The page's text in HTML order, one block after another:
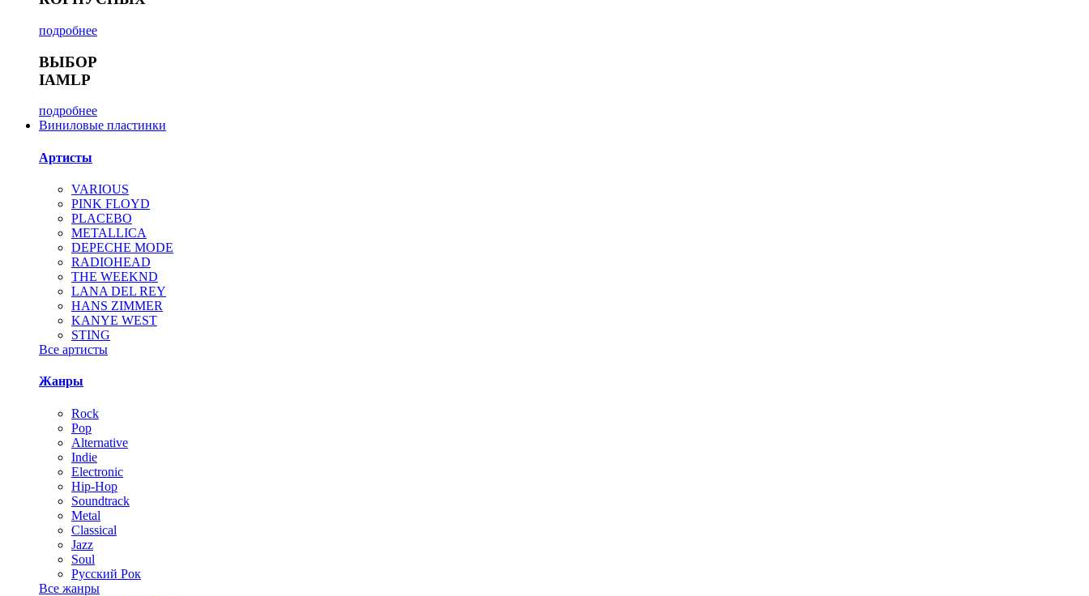
подробнее
ВЫБОР
IAMLP
подробнее
Виниловые пластинки
Артисты
VARIOUS
PINK FLOYD
PLACEBO
METALLICA
DEPECHE MODE
RADIOHEAD
THE WEEKND
LANA DEL REY
HANS ZIMMER
KANYE WEST
STING
Все артисты
Жанры
Rock
Pop
Alternative
Indie
Electronic
Hip-Hop
Soundtrack
Metal
Classical
Jazz
Soul
Русский Рок
Все жанры